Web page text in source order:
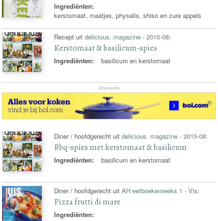
Ingrediënten:
kerstomaat, maatjes, physalis, shiso en zure appels
Recept uitdelicious. magazine - 2015-08:
Kerstomaat & basilicum-spies
Ingrediënten: basilicum en kerstomaat
Advertentie
Diner / hoofdgerecht uitdelicious. magazine - 2015-08:
Bbq-spies met kerstomaat & basilicum
Ingrediënten: basilicum en kerstomaat
Diner / hoofdgerecht uitAH eetboekenreeks 1 - Vis:
Pizza frutti di mare
Ingrediënten: